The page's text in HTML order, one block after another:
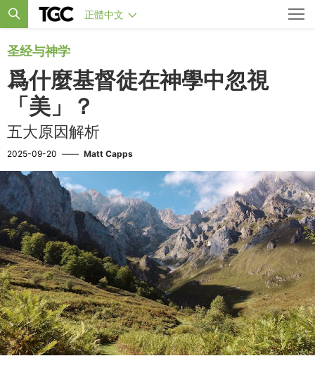
正體中文
圣经与神学
爲什麼基督徒在神學中忽視
「美」？
五大原因解析
2025-09-20 —— Matt Capps